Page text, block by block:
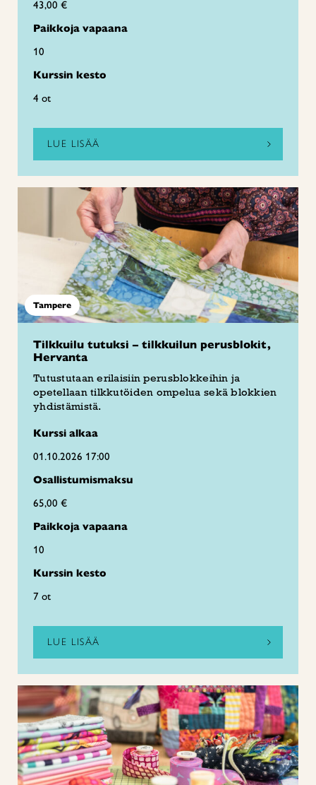
43,00 €
Paikkoja vapaana
10
Kurssin kesto
4 ot
LUE LISÄÄ
Tampere
Tilkkuilu tutuksi – tilkkuilun perusblokit,
Hervanta
Tutustutaan erilaisiin perusblokkeihin ja
opetellaan tilkkutöiden ompelua sekä blokkien
yhdistämistä.
Kurssi alkaa
01.10.2026 17:00
Osallistumismaksu
65,00 €
Paikkoja vapaana
10
Kurssin kesto
7 ot
LUE LISÄÄ